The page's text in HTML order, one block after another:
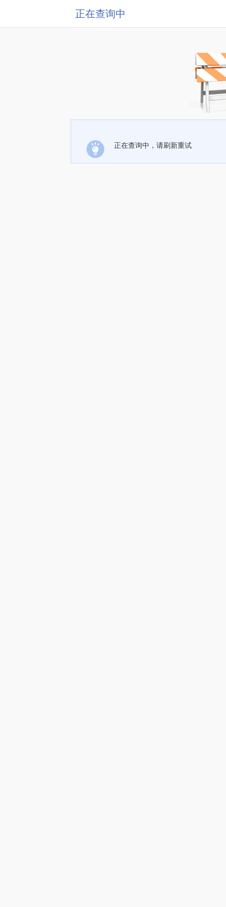
正在查询中
正在查询中，请刷新重试